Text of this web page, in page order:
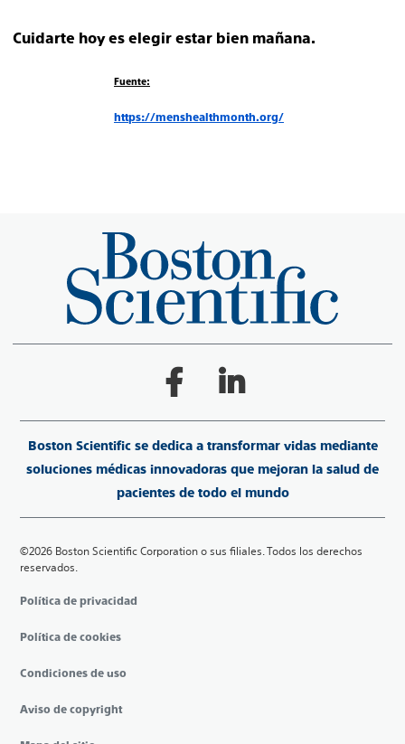
Cuidarte hoy es elegir estar bien mañana.
Fuente:
https://menshealthmonth.org/
Boston Scientific se dedica a transformar vidas mediante
soluciones médicas innovadoras que mejoran la salud de
pacientes de todo el mundo
©2026 Boston Scientific Corporation o sus filiales. Todos los derechos
reservados.
Política de privacidad
Política de cookies
Condiciones de uso
Aviso de copyright